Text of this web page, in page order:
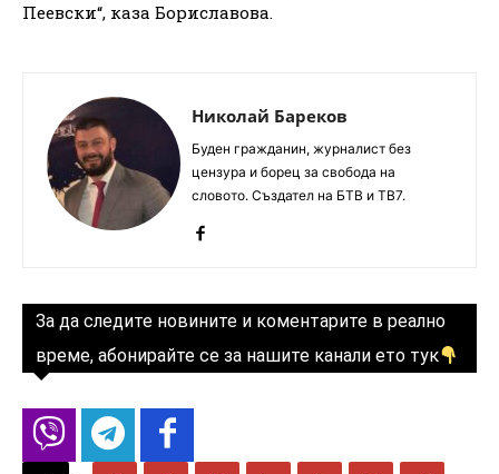
Пеевски“, каза Бориславова.
Николай Бареков
Буден гражданин, журналист без
цензура и борец за свобода на
словото. Създател на БТВ и ТВ7.
За да следите новините и коментарите в реално
време, абонирайте се за нашите канали ето тук